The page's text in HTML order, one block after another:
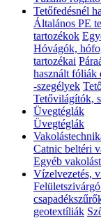
Tetőfedésnél
Általános PE
tartozékok
Hóvágók,
tartozékai
használt fóliák
-szegélyek
Tetővilágítók,
Üvegtéglák
Üvegtéglák
Catnic beltéri
Egyéb
Vízelvezetés,
geotextíliák